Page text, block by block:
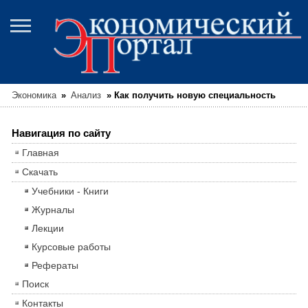
Экономика » Анализ » Как получить новую специальность
Навигация по сайту
Главная
Скачать
Учебники - Книги
Журналы
Лекции
Курсовые работы
Рефераты
Поиск
Контакты